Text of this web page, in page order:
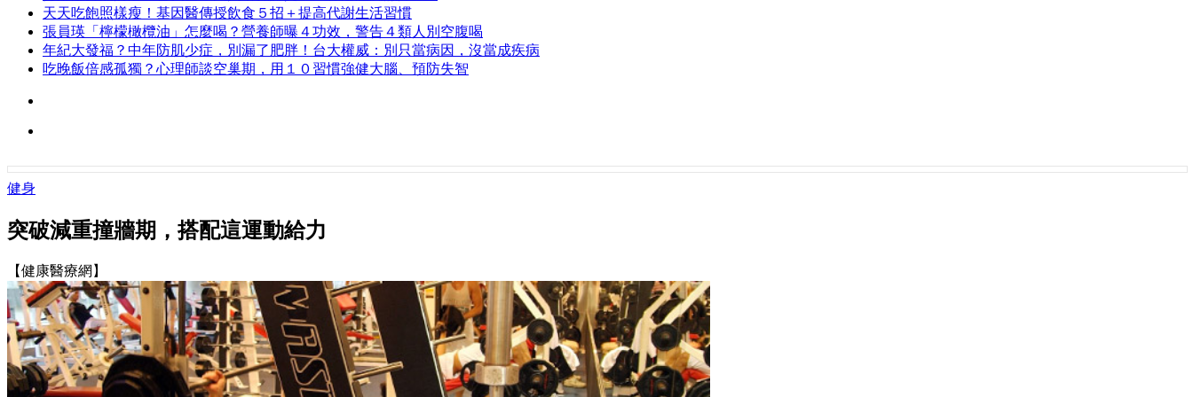
天天吃飽照樣瘦！基因醫傳授飲食５招＋提高代謝生活習慣
張員瑛「檸檬橄欖油」怎麼喝？營養師曝４功效，警告４類人別空腹喝
年紀大發福？中年防肌少症，別漏了肥胖！台大權威：別只當病因，沒當成疾病
吃晚飯倍感孤獨？心理師談空巢期，用１０習慣強健大腦、預防失智
健身
突破減重撞牆期，搭配這運動給力
【健康醫療網】